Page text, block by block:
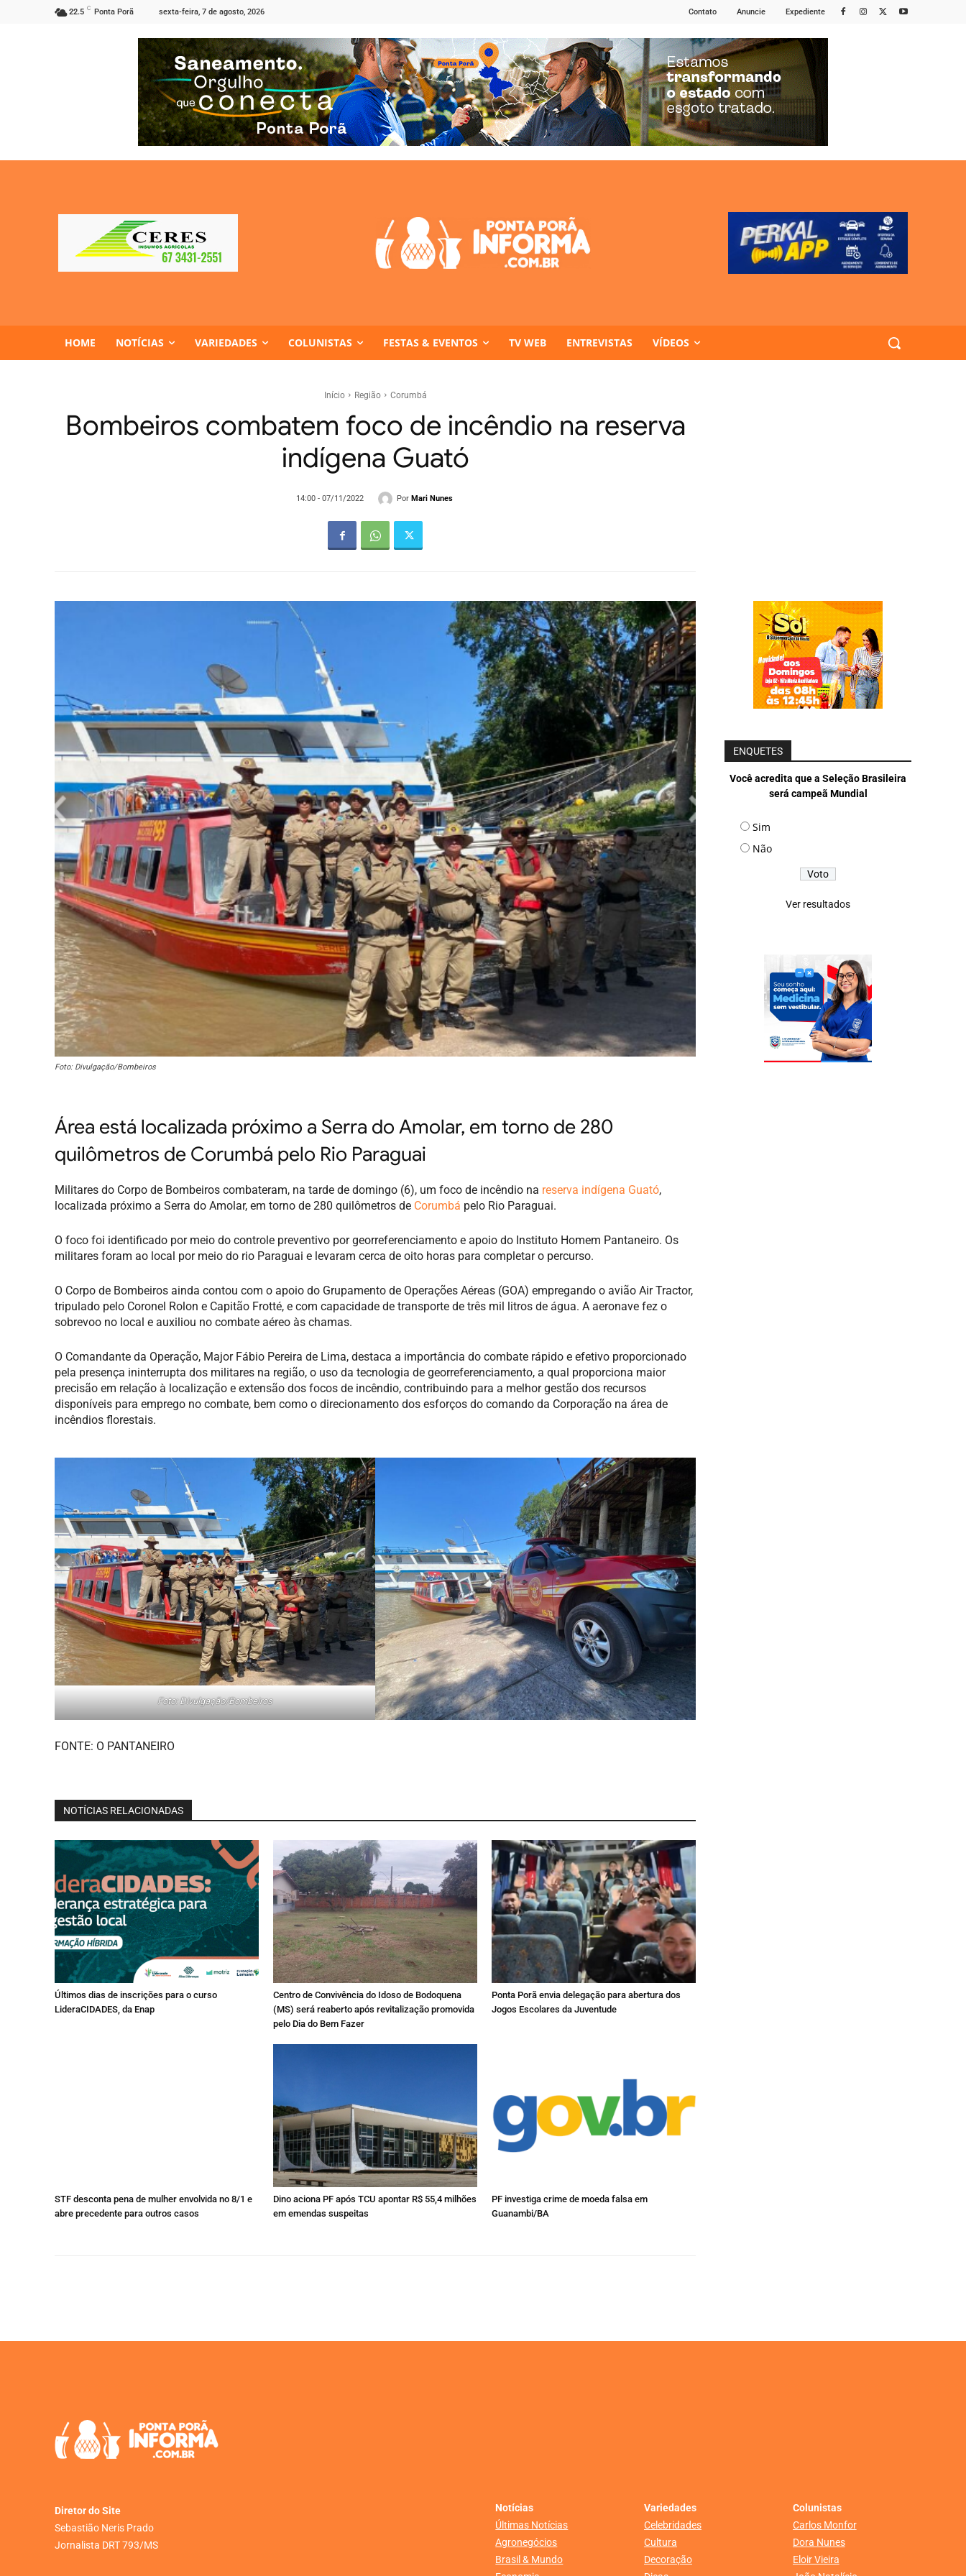
22.5 C Ponta Porã sexta-feira, 7 de agosto, 2026 Contato Anuncie Expediente
HOME NOTÍCIAS VARIEDADES COLUNISTAS FESTAS & EVENTOS TV WEB ENTREVISTAS VÍDEOS
Início Região Corumbá
Bombeiros combatem foco de incêndio na reserva
indígena Guató
14:00 - 07/11/2022 Por Mari Nunes
Foto: Divulgação/Bombeiros
Área está localizada próximo a Serra do Amolar, em torno de 280
quilômetros de Corumbá pelo Rio Paraguai
Militares do Corpo de Bombeiros combateram, na tarde de domingo (6), um foco de incêndio na reserva indígena Guató,
localizada próximo a Serra do Amolar, em torno de 280 quilômetros de Corumbá pelo Rio Paraguai.
O foco foi identificado por meio do controle preventivo por georreferenciamento e apoio do Instituto Homem Pantaneiro. Os
militares foram ao local por meio do rio Paraguai e levaram cerca de oito horas para completar o percurso.
O Corpo de Bombeiros ainda contou com o apoio do Grupamento de Operações Aéreas (GOA) empregando o avião Air Tractor,
tripulado pelo Coronel Rolon e Capitão Frotté, e com capacidade de transporte de três mil litros de água. A aeronave fez o
sobrevoo no local e auxiliou no combate aéreo às chamas.
O Comandante da Operação, Major Fábio Pereira de Lima, destaca a importância do combate rápido e efetivo proporcionado
pela presença ininterrupta dos militares na região, o uso da tecnologia de georreferenciamento, a qual proporciona maior
precisão em relação à localização e extensão dos focos de incêndio, contribuindo para a melhor gestão dos recursos
disponíveis para emprego no combate, bem como o direcionamento dos esforços do comando da Corporação na área de
incêndios florestais.
Foto: Divulgação/Bombeiros
FONTE: O PANTANEIRO
NOTÍCIAS RELACIONADAS
Últimos dias de inscrições para o curso
LideraCIDADES, da Enap
Centro de Convivência do Idoso de Bodoquena
(MS) será reaberto após revitalização promovida
pelo Dia do Bem Fazer
Ponta Porã envia delegação para abertura dos
Jogos Escolares da Juventude
STF desconta pena de mulher envolvida no 8/1 e
abre precedente para outros casos
Dino aciona PF após TCU apontar R$ 55,4 milhões
em emendas suspeitas
PF investiga crime de moeda falsa em
Guanambi/BA
ENQUETES
Você acredita que a Seleção Brasileira
será campeã Mundial
Sim
Não
Ver resultados
Diretor do Site
Sebastião Neris Prado
Jornalista DRT 793/MS
Notícias
Últimas Notícias
Agronegócios
Brasil & Mundo
Variedades
Celebridades
Cultura
Decoração
Colunistas
Carlos Monfor
Dora Nunes
Eloir Vieira